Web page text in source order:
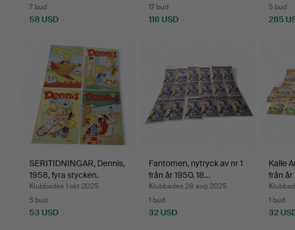
7 bud
58 USD
17 bud
116 USD
5 bud
285
SERITIDNINGAR, Dennis,
1958, fyra stycken.
Klubbades 1 okt 2025
5 bud
53 USD
Fantomen, nytryck av nr 1
från år 1950. 18…
Klubbades 28 aug 2025
1 bud
32 USD
Kalle
från år
1 bud
32